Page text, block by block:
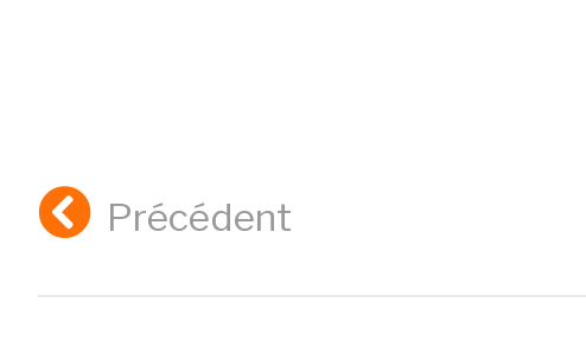
Précédent